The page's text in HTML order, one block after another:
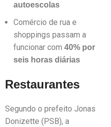
autoescolas
Comércio de rua e
shoppings passam a
funcionar com 40% por
seis horas diárias
Restaurantes
Segundo o prefeito Jonas
Donizette (PSB), a